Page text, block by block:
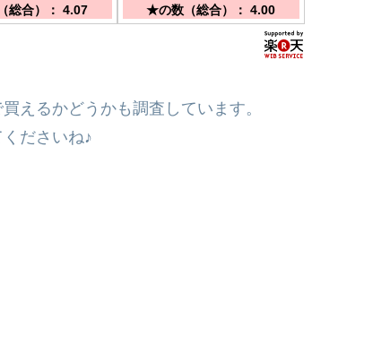
総合）： 4.07
★の数（総合）： 4.00
えるかどうかも調査しています。
ださいね♪